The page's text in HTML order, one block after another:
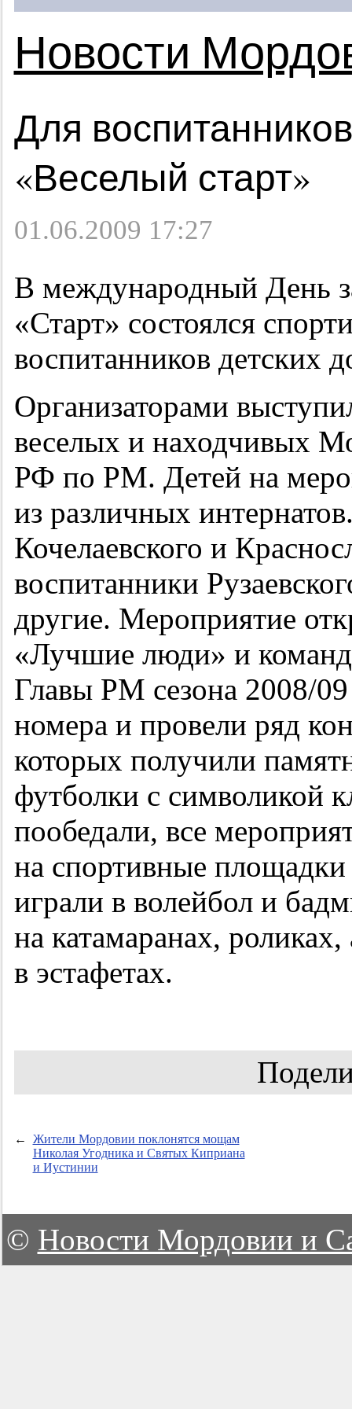
Новости
Для
«Веселый старт»
01.06.2009 17:27
В международный День
«Старт» состоялся
воспитанников детских
Организаторами
веселых и находчивых
РФ по РМ. Детей на
из различных
Кочелаевского и
воспитанники
другие. Мероприятие
«Лучшие люди» и
Главы РМ сезона 2008/
номера и провели ряд
которых получили
футболки с символикой
пообедали, все
на спортивные
играли в волейбол и
на катамаранах,
в эстафетах.
←
Жители Мордовии поклонятся мощам
Николая Угодника и Святых Киприана
и Иустинии
© Новости Мордовии и